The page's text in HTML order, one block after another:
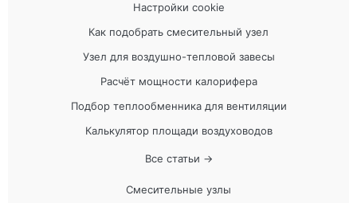
Настройки cookie
Как подобрать смесительный узел
Узел для воздушно-тепловой завесы
Расчёт мощности калорифера
Подбор теплообменника для вентиляции
Калькулятор площади воздуховодов
Все статьи →
Смесительные узлы